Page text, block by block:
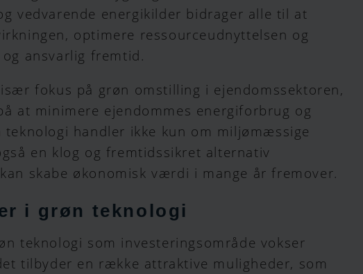
vedvarende energikilder bidrager alle til at
optimere ressourceudnyttelsen og
ansvarlig fremtid.
fokus på grøn omstilling i ejendomssektoren,
at minimere ejendommes energiforbrug og
teknologi handler ikke kun om miljømæssige
en klog og fremtidssikret alternativ
skabe økonomisk værdi i mange år fremover.
i grøn teknologi
teknologi som investeringsområde vokser
tilbyder en række attraktive muligheder, som